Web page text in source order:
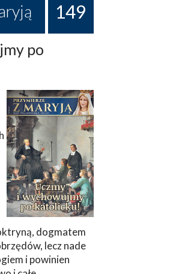
149
po
dogmatem
lecz nade
i powinien